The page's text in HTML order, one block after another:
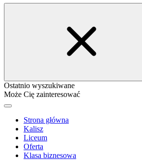
Ostatnio wyszukiwane
Może Cię zainteresować
Strona główna
Kalisz
Liceum
Oferta
Klasa biznesowa